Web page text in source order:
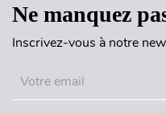
Ne manquez
Inscrivez-vous à notre